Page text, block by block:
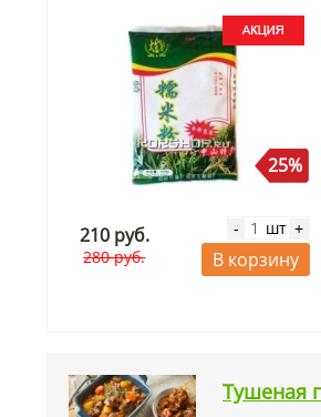
25%
210 руб.
280 руб.
- шт +
В корзину
Тушеная